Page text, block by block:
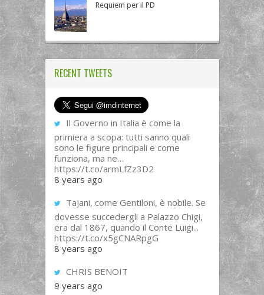
Requiem per il PD
RECENT TWEETS
Il Governo in Italia è come la
primiera a scopa: tutti sanno quali
sono le figure principali e come
funziona, ma ne…
https://t.co/armLfZz3D2
8 years ago
Tajani, come Gentiloni, è nobile. Se
dovesse succedergli a Palazzo Chigi,
era dal 1867, quando il Conte Luigi...
https://t.co/x5gCNARpgG
8 years ago
CHRIS BENOIT
9 years ago